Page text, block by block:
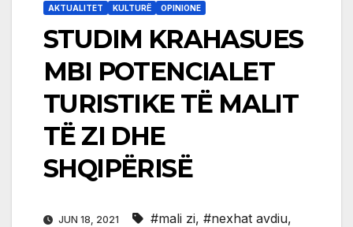
AKTUALITET KULTURË OPINIONE
STUDIM KRAHASUES
MBI POTENCIALET
TURISTIKE TË MALIT
TË ZI DHE
SHQIPËRISË
JUN 18, 2021 #mali zi, #nexhat avdiu,